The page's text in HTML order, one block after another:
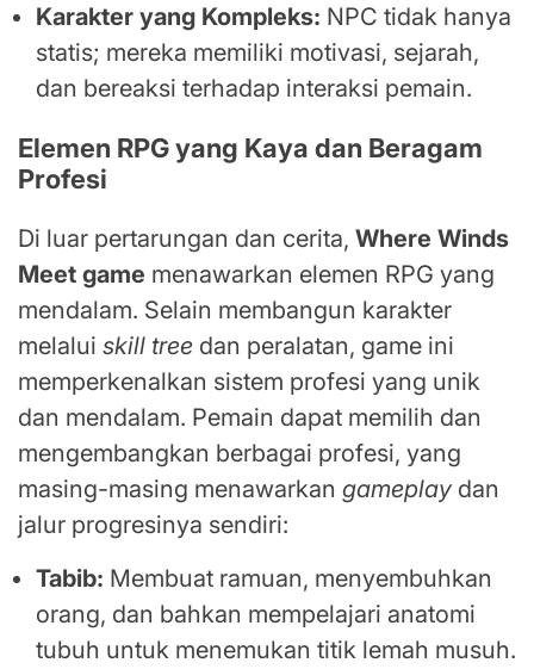
Karakter yang Kompleks: NPC tidak hanya
statis; mereka memiliki motivasi, sejarah,
dan bereaksi terhadap interaksi pemain.
Elemen RPG yang Kaya dan Beragam
Profesi
Di luar pertarungan dan cerita, Where Winds
Meet game menawarkan elemen RPG yang
mendalam. Selain membangun karakter
melalui skill tree dan peralatan, game ini
memperkenalkan sistem profesi yang unik
dan mendalam. Pemain dapat memilih dan
mengembangkan berbagai profesi, yang
masing-masing menawarkan gameplay dan
jalur progresinya sendiri:
Tabib: Membuat ramuan, menyembuhkan
orang, dan bahkan mempelajari anatomi
tubuh untuk menemukan titik lemah musuh.